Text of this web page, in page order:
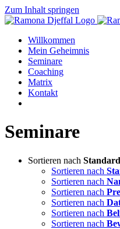
Zum Inhalt springen
Willkommen
Mein Geheimnis
Seminare
Coaching
Matrix
Kontakt
Seminare
Sortieren nach
Sortieren nach
Sortieren nach
Sortieren nach
Sortieren nach
Sortieren nach
Sortieren nach